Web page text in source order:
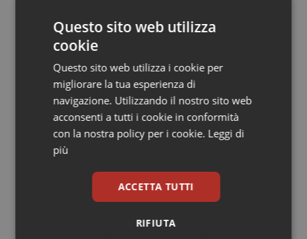
Sangue & coagulazione
Tiroide
Tumore al seno
Tumore ovarico
Tumori del Polmone & Testa Collo
Tumori gastrointestinali
Potrebbe interessarti in
Lazio
Spallanzani. Settembre in festa: dai
90 anni della nascita e i 30 da Irccs
Questo sito web utilizza
cookie
Questo sito web utilizza i cookie per
migliorare la tua esperienza di
navigazione. Utilizzando il nostro sito web
acconsenti a tutti i cookie in conformità
con la nostra policy per i cookie. Leggi di
più
ACCETTA TUTTI
RIFIUTA